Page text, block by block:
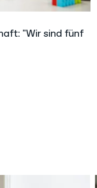
"Wir sind fünf